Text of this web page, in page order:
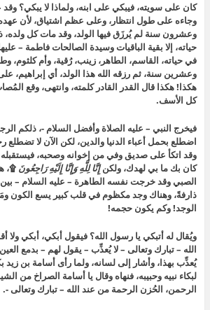
كان على سويته، فيبكي على ابنه، ولماذا لا يبكي؟ وقد
وجاءه على طول انتظار، وعلى عظم اشتياق، لأن
وعشرون سنة لم يُرزَق فيها الولد، وقد مات كل ولده،
حياته، إلا بقية الباقيات وسيدة الصالحات فاطمة –
في حياته، القاسم، الطاهر، زينب، رُقية، وأم كلثوم،
وعشرين سنة، ثم رزقه الله هذا الولد، أي إبراهيم،
هكذا! هكذا قال القدر القادر كلمته، وانتهى، وقع
كل الأسف.
فيخرج النبي – عليه الصلاة وأفضل السلام -، ذلكم
اضطلع بحمل أعباء الدنيا والدين، لكن الآن لا تضطلع
وقد اتكأ على صديق وفي من إخوانه وصحبه،
كان بك ما بي لهدك، ولكنإِنَّا لِلَّهِ وَإِنَّا إِلَيْهِ رَاجِعُونَ ۩،
الصبي وقد خرجت نفسه الطاهرة – عليه السلام – بين
ذارفةً، وهناك وجد مكظوم في قلب كبير يسع الكون
الوجد! وكم يكون حجمه!
ويُقال له أتبكي يا رسول الله؟ فيقول أبكي، أبكي ولا
الله – تبارك وتعالى – لا يُعذِّب – يقول لهم – بدمع
يُعذِّب بهذا، وأشار إلى لسانه، ولما رأى أسامة بن
لبكاء نبيه وحبيبه، فنهاه وقال يا أسامة الصراخ من
الرحمن، الحُزن الرحمة من عند الله – تبارك وتعالى -.